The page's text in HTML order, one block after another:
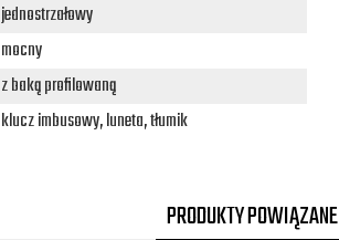
jednostrzałowy
mocny
z baką profilowaną
klucz imbusowy, luneta, tłumik
PRODUKTY POWIĄZANE